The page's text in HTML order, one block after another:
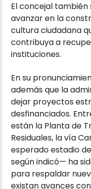
El concejal también
avanzar en la
cultura ciudadana
contribuya a
instituciones.
En su
además que la
dejar proyectos
desfinanciados.
están la Planta de
Residuales, la vía
esperado estadio
según indicó— ha
para respaldar
existan avances